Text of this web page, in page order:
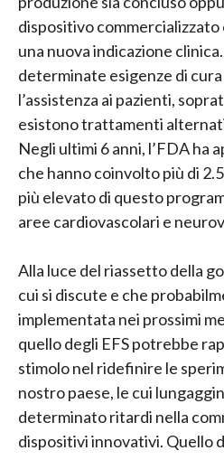
dispositivo
una nuova indicazione
determinate esigenze di
l’assistenza ai pazienti,
esistono trattamenti
Negli ultimi 6 anni, l’FDA ha
che hanno coinvolto più di
più elevato di questo
aree cardiovascolari e
Alla luce del riassetto della
cui si discute e che
implementata nei prossimi
quello degli EFS potrebbe
stimolo nel ridefinire le
nostro paese, le cui
determinato ritardi nella
dispositivi innovativi. Quello